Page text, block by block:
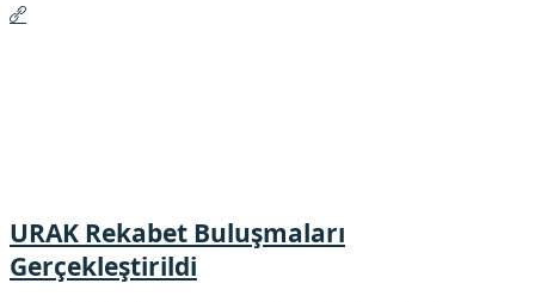
URAK Rekabet Buluşmaları
Gerçekleştirildi